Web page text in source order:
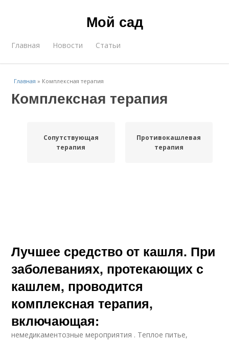
Мой сад
Главная Новости Статьи
Главная » Комплексная терапия
Комплексная терапия
Сопутствующая
терапия
Противокашлевая
терапия
Лучшее средство от кашля. При
заболеваниях, протекающих с
кашлем, проводится
комплексная терапия,
включающая:
немедикаментозные мероприятия . Теплое питье,